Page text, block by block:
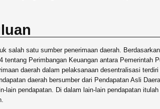
salah satu sumber penerimaan daerah.
tentang Perimbangan Keuangan antara Pemerintah
daerah dalam pelaksanaan desentralisasi
daerah bersumber dari Pendapatan Asli
lain pendapatan. Di dalam lain-lain pendapatan